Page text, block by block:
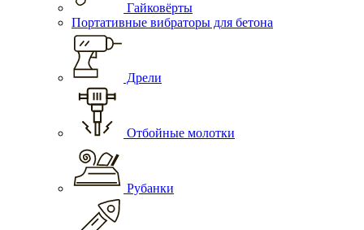
Гайковёрты
Портативные вибраторы для бетона
Дрели
Отбойные молотки
Рубанки